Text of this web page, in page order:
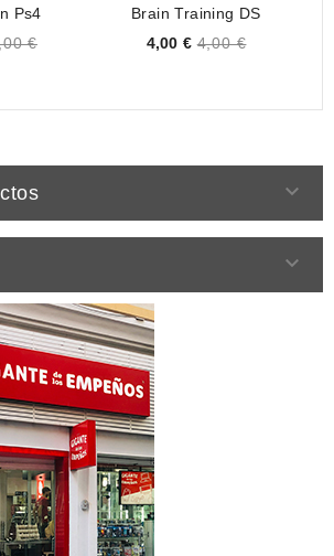
Ps4
€
Brain Training DS
Price
4,00 € 4,00 €

